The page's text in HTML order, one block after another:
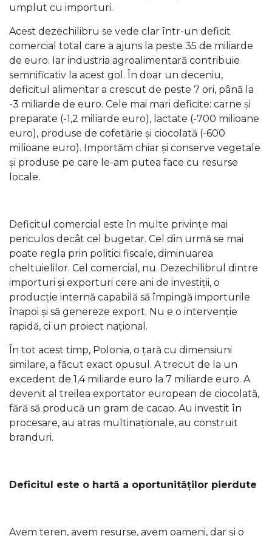
umplut cu importuri.
Acest dezechilibru se vede clar într-un deficit
comercial total care a ajuns la peste 35 de miliarde
de euro. Iar industria agroalimentară contribuie
semnificativ la acest gol. În doar un deceniu,
deficitul alimentar a crescut de peste 7 ori, până la
-3 miliarde de euro. Cele mai mari deficite: carne și
preparate (-1,2 miliarde euro), lactate (-700 milioane
euro), produse de cofetărie și ciocolată (-600
milioane euro). Importăm chiar și conserve vegetale
și produse pe care le-am putea face cu resurse
locale.
Deficitul comercial este în multe privințe mai
periculos decât cel bugetar. Cel din urmă se mai
poate regla prin politici fiscale, diminuarea
cheltuielilor. Cel comercial, nu. Dezechilibrul dintre
importuri și exporturi cere ani de investiții, o
producție internă capabilă să împingă importurile
înapoi și să genereze export. Nu e o intervenție
rapidă, ci un proiect național.
În tot acest timp, Polonia, o țară cu dimensiuni
similare, a făcut exact opusul. A trecut de la un
excedent de 1,4 miliarde euro la 7 miliarde euro. A
devenit al treilea exportator european de ciocolată,
fără să producă un gram de cacao. Au investit în
procesare, au atras multinaționale, au construit
branduri.
Deficitul este o hartă a oportunităților pierdute
Avem teren, avem resurse, avem oameni, dar și o